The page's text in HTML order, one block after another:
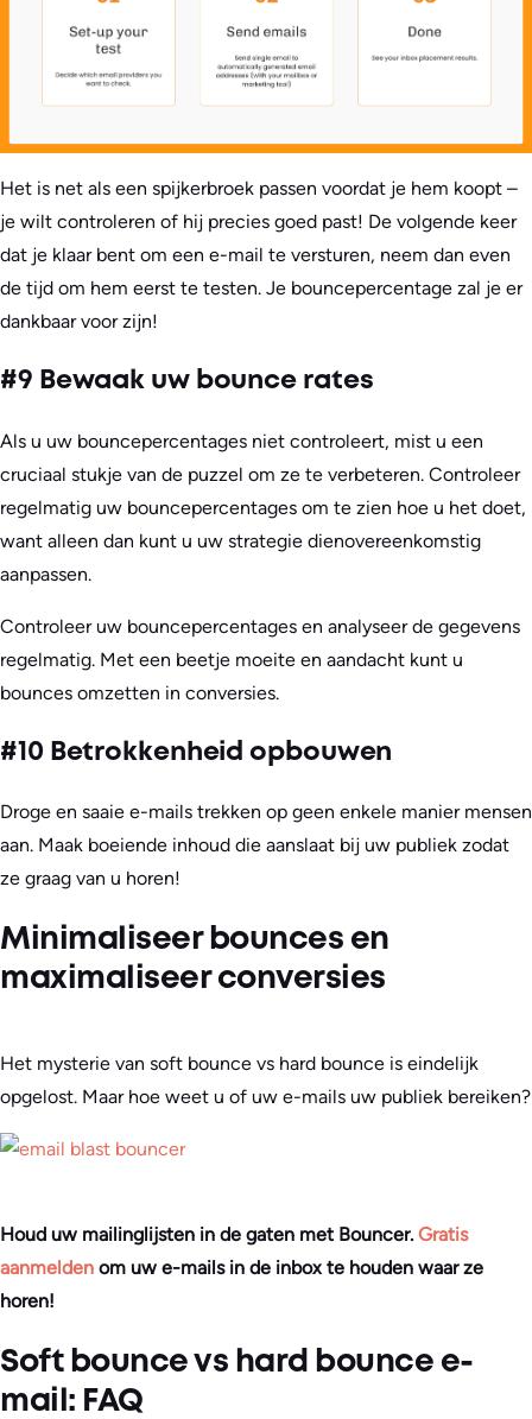
Het is net als een spijkerbroek passen voordat je hem koopt –
je wilt controleren of hij precies goed past! De volgende keer
dat je klaar bent om een e-mail te versturen, neem dan even
de tijd om hem eerst te testen. Je bouncepercentage zal je er
dankbaar voor zijn!
#9 Bewaak uw bounce rates
Als u uw bouncepercentages niet controleert, mist u een
cruciaal stukje van de puzzel om ze te verbeteren. Controleer
regelmatig uw bouncepercentages om te zien hoe u het doet,
want alleen dan kunt u uw strategie dienovereenkomstig
aanpassen.
Controleer uw bouncepercentages en analyseer de gegevens
regelmatig. Met een beetje moeite en aandacht kunt u
bounces omzetten in conversies.
#10 Betrokkenheid opbouwen
Droge en saaie e-mails trekken op geen enkele manier mensen
aan. Maak boeiende inhoud die aanslaat bij uw publiek zodat
ze graag van u horen!
Minimaliseer bounces en
maximaliseer conversies
Het mysterie van soft bounce vs hard bounce is eindelijk
opgelost. Maar hoe weet u of uw e-mails uw publiek bereiken?
Houd uw mailinglijsten in de gaten met Bouncer. Gratis
aanmelden om uw e-mails in de inbox te houden waar ze
horen!
Soft bounce vs hard bounce e-
mail: FAQ